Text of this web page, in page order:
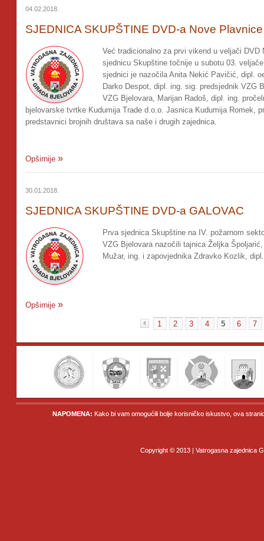
04.02.2018.
SJEDNICA SKUPŠTINE DVD-a Nove
Već tradicionalno za prvi vikend u veljači
sjednicu Skupštine točnije u subotu 03.
sjednici je nazočila Anita Nekić Pavičić, dipl.
Darko Despot, dipl. ing. sig. predsjednik VZG
VZG Bjelovara, Marijan Radoš, dipl. ing.
bjelovarske tvrtke Kudumija Trade d.o.o. Jasnica Kudumija Romek,
predstavnici brojnih društava sa naše i drugih zajednica.
Opširnije
30.01.2018.
SJEDNICA SKUPŠTINE DVD-a GALOVAC
Prva sjednica Skupštine na IV. požarnom
VZG Bjelovara nazočili tajnica Željka
Mužar, ing. i zapovjednika Zdravko Kozlik,
Opširnije
«
1 2 3 4 5 6 7
NAPOMENA: Kako bi vam omogućili bolje korisničko iskustvo, ova
Copyright © 2013 | Vatrogasna zajednica